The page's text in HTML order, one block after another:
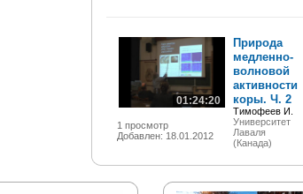
01:24:20
1 просмотр
Добавлен: 18.01.2012
Природа
медленно-
волновой
активности
коры. Ч. 2
Тимофеев И.
Университет
Лаваля
(Канада)